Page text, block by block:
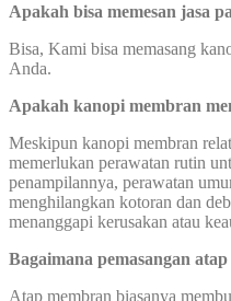
Apakah bisa memesan jasa
Bisa, Kami bisa memasang
Anda.
Apakah kanopi membran
Meskipun kanopi membran
memerlukan perawatan rutin
penampilannya, perawatan
menghilangkan kotoran dan
menanggapi kerusakan atau
Bagaimana pemasangan
Atap membran biasanya